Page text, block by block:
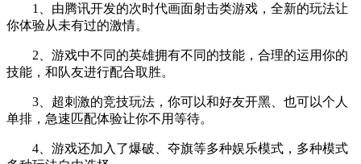
1、由腾讯开发的次时代画面射击类游戏，全新的玩法让
你体验从未有过的激情。
2、游戏中不同的英雄拥有不同的技能，合理的运用你的
技能，和队友进行配合取胜。
3、超刺激的竞技玩法，你可以和好友开黑、也可以个人
单排，急速匹配体验让你不用等待。
4、游戏还加入了爆破、夺旗等多种娱乐模式，多种模式